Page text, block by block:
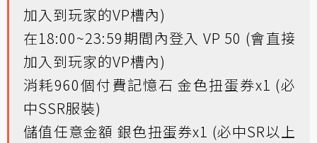
加入到玩家的VP槽內)
在18:00~23:59期間內登入 VP 50 (會直接
加入到玩家的VP槽內)
消耗960個付費記憶石 金色扭蛋券x1 (必
中SSR服裝)
儲值任意金額 銀色扭蛋券x1 (必中SR以上